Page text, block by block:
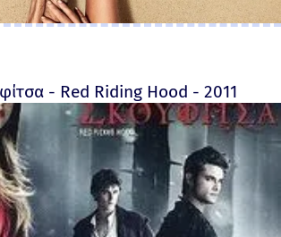
- Red Riding Hood - 2011